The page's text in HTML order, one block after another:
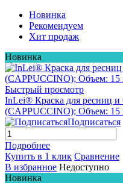
Новинка
Рекомендуем
Хит продаж
Новинка
Быстрый просмотр
InLei® Краска для ресниц и
(CAPPUCCINO); Объем: 15
Подписаться
Подробнее
Купить в 1 клик Сравнение
В избранное Недоступно
Новинка